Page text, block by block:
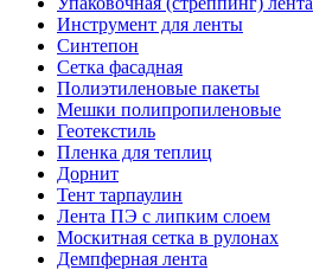
Инструмент для ленты
Синтепон
Сетка фасадная
Полиэтиленовые пакеты
Мешки полипропиленовые
Геотекстиль
Пленка для теплиц
Дорнит
Тент тарпаулин
Лента ПЭ с липким слоем
Москитная сетка в рулонах
Демпферная лента